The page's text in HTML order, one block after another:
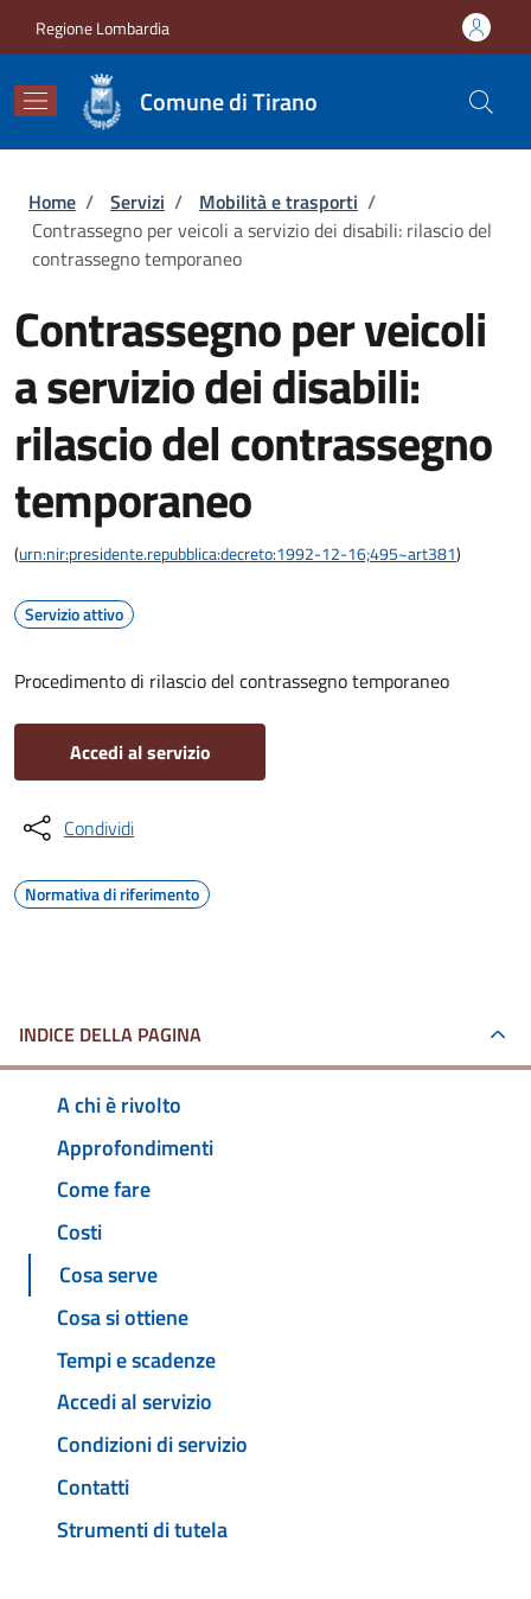
Regione Lombardia
Comune di Tirano
Briciole di pane
Home / Servizi / Mobilità e trasporti /
Contrassegno per veicoli a servizio dei disabili: rilascio del
contrassegno temporaneo
Contrassegno per veicoli
a servizio dei disabili:
rilascio del contrassegno
temporaneo
(urn:nir:presidente.repubblica:decreto:1992-12-16;495~art381)
Servizio attivo
Procedimento di rilascio del contrassegno temporaneo
Accedi al servizio
Condividi
Normativa di riferimento
INDICE DELLA PAGINA
A chi è rivolto
Approfondimenti
Come fare
Costi
Cosa serve
Cosa si ottiene
Tempi e scadenze
Accedi al servizio
Condizioni di servizio
Contatti
Strumenti di tutela